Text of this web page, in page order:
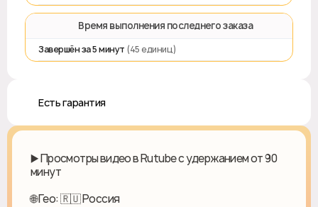
⏱️ Время выполнения последнего заказа
Завершён за 5 минут (45 единиц)
♻️ Есть гарантия
▶️ Просмотры видео в Rutube с удержанием от 90
минут
🌐 Гео: 🇷🇺 Россия